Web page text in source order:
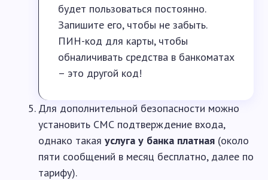
будет пользоваться постоянно.
Запишите его, чтобы не забыть.
ПИН-код для карты, чтобы
обналичивать средства в банкоматах
– это другой код!
Для дополнительной безопасности можно
установить СМС подтверждение входа,
однако такая услуга у банка платная (около
пяти сообщений в месяц бесплатно, далее по
тарифу).